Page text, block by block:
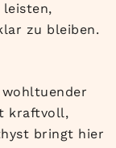
zu bleiben.
kraftvoll,
bringt hier